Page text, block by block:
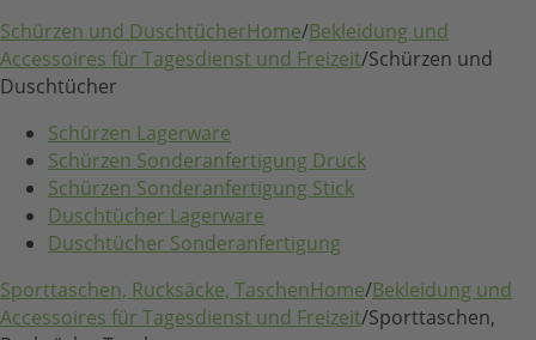
Schürzen und DuschtücherHome/Bekleidung und
Accessoires für Tagesdienst und Freizeit/Schürzen und
Duschtücher
Schürzen Lagerware
Schürzen Sonderanfertigung Druck
Schürzen Sonderanfertigung Stick
Duschtücher Lagerware
Duschtücher Sonderanfertigung
Sporttaschen, Rucksäcke, TaschenHome/Bekleidung und
Accessoires für Tagesdienst und Freizeit/Sporttaschen,